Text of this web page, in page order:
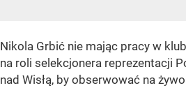
Nikola Grbić nie mając pracy w
na roli selekcjonera reprezentacji
nad Wisłą, by obserwować na